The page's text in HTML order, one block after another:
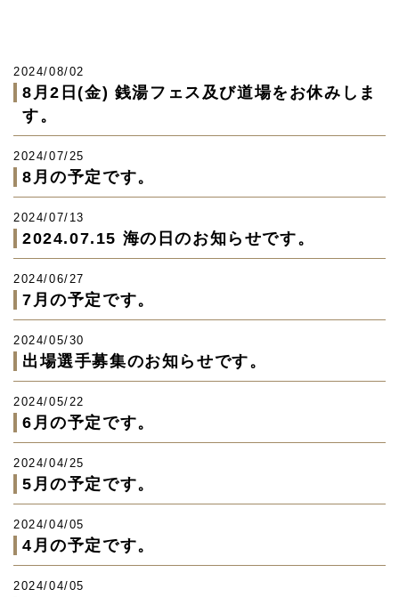
2024/08/02
8月2日(金) 銭湯フェス及び道場をお休みしま
す。
2024/07/25
8月の予定です。
2024/07/13
2024.07.15 海の日のお知らせです。
2024/06/27
7月の予定です。
2024/05/30
出場選手募集のお知らせです。
2024/05/22
6月の予定です。
2024/04/25
5月の予定です。
2024/04/05
4月の予定です。
2024/04/05